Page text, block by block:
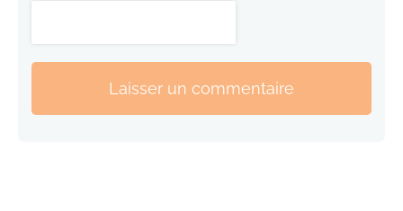
Laisser un commentaire